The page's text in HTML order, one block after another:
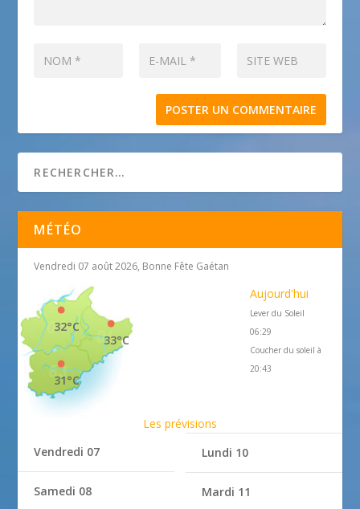
MÉTÉO
Vendredi 07 août 2026, Bonne Fête Gaétan
33°C
32°C
31°C
Aujourd'hui
Lever du Soleil
06:29
Coucher du soleil à
20:43
Les prévisions
Vendredi 07
Samedi 08
Lundi 10
Mardi 11